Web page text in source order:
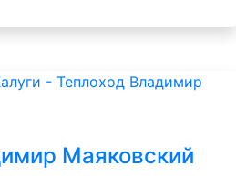
Маяковский